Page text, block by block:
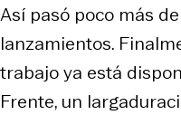
Así pasó poco más
lanzamientos.
trabajo ya está
Frente, un